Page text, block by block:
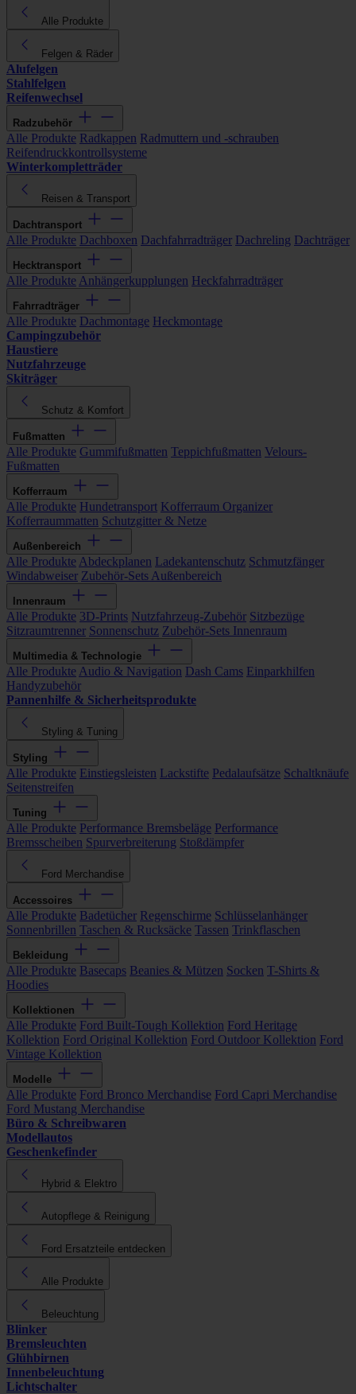
Alle Produkte
Felgen & Räder
Alufelgen
Stahlfelgen
Reifenwechsel
Radzubehör
Alle Produkte Radkappen Radmuttern und -schrauben
Reifendruckkontrollsysteme
Winterkompletträder
Reisen & Transport
Dachtransport
Alle Produkte Dachboxen Dachfahrradträger Dachreling Dachträger
Hecktransport
Alle Produkte Anhängerkupplungen Heckfahrradträger
Fahrradträger
Alle Produkte Dachmontage Heckmontage
Campingzubehör
Haustiere
Nutzfahrzeuge
Skiträger
Schutz & Komfort
Fußmatten
Alle Produkte Gummifußmatten Teppichfußmatten Velours-
Fußmatten
Kofferraum
Alle Produkte Hundetransport Kofferraum Organizer
Kofferraummatten Schutzgitter & Netze
Außenbereich
Alle Produkte Abdeckplanen Ladekantenschutz Schmutzfänger
Windabweiser Zubehör-Sets Außenbereich
Innenraum
Alle Produkte 3D-Prints Nutzfahrzeug-Zubehör Sitzbezüge
Sitzraumtrenner Sonnenschutz Zubehör-Sets Innenraum
Multimedia & Technologie
Alle Produkte Audio & Navigation Dash Cams Einparkhilfen
Handyzubehör
Pannenhilfe & Sicherheitsprodukte
Styling & Tuning
Styling
Alle Produkte Einstiegsleisten Lackstifte Pedalaufsätze Schaltknäufe
Seitenstreifen
Tuning
Alle Produkte Performance Bremsbeläge Performance
Bremsscheiben Spurverbreiterung Stoßdämpfer
Ford Merchandise
Accessoires
Alle Produkte Badetücher Regenschirme Schlüsselanhänger
Sonnenbrillen Taschen & Rucksäcke Tassen Trinkflaschen
Bekleidung
Alle Produkte Basecaps Beanies & Mützen Socken T-Shirts &
Hoodies
Kollektionen
Alle Produkte Ford Built-Tough Kollektion Ford Heritage
Kollektion Ford Original Kollektion Ford Outdoor Kollektion Ford
Vintage Kollektion
Modelle
Alle Produkte Ford Bronco Merchandise Ford Capri Merchandise
Ford Mustang Merchandise
Büro & Schreibwaren
Modellautos
Geschenkefinder
Hybrid & Elektro
Autopflege & Reinigung
Ford Ersatzteile entdecken
Alle Produkte
Beleuchtung
Blinker
Bremsleuchten
Glühbirnen
Innenbeleuchtung
Lichtschalter